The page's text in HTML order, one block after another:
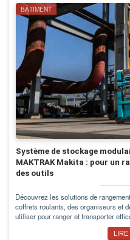
BÂTIMENT
Système de stockage
MAKTRAK Makita : pour un
des outils
Découvrez les solutions de
coffrets roulants, des organiseurs et
utiliser pour ranger et transporter
LIRE